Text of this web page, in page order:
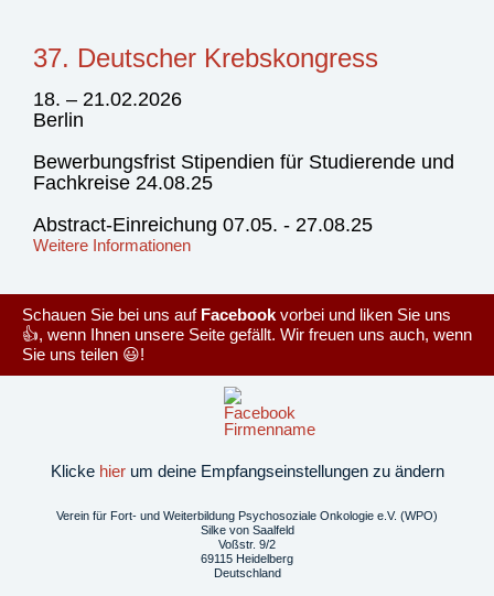
37. Deutscher Krebskongress
18. – 21.02.2026
Berlin
Bewerbungsfrist Stipendien für Studierende und
Fachkreise 24.08.25
Abstract-Einreichung 07.05. - 27.08.25
Weitere Informationen
Schauen Sie bei uns auf Facebook vorbei und liken Sie uns
👍, wenn Ihnen unsere Seite gefällt. Wir freuen uns auch, wenn
Sie uns teilen 😃!
Klicke hierum deine Empfangseinstellungen zu ändern
Verein für Fort- und Weiterbildung Psychosoziale Onkologie e.V. (WPO)
Silke von Saalfeld
Voßstr. 9/2
69115 Heidelberg
Deutschland